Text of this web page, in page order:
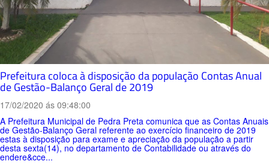
Prefeitura coloca à disposição da população Contas Anual
de Gestão-Balanço Geral de 2019
17/02/2020 ás 09:48:00
A Prefeitura Municipal de Pedra Preta comunica que as Contas Anuais
de Gestão-Balanço Geral referente ao exercício financeiro de 2019
estas à disposição para exame e apreciação da população a partir
desta sexta(14), no departamento de Contabilidade ou através do
endere&cce...